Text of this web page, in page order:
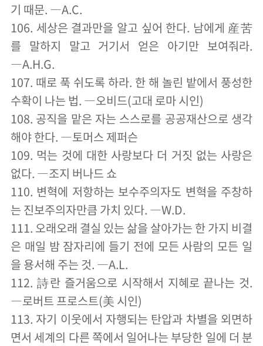
기 때문. ―A.C.
106. 세상은 결과만을 알고 싶어 한다. 남에게 産苦
를 말하지 말고 거기서 얻은 아기만 보여줘라.
―A.H.G.
107. 때로 푹 쉬도록 하라. 한 해 놀린 밭에서 풍성한
수확이 나는 법. ―오비드(고대 로마 시인)
108. 공직을 맡은 자는 스스로를 공공재산으로 생각
해야 한다. ―토머스 제퍼슨
109. 먹는 것에 대한 사랑보다 더 거짓 없는 사랑은
없다. ―조지 버나드 쇼
110. 변혁에 저항하는 보수주의자도 변혁을 주창하
는 진보주의자만큼 가치 있다. ―W.D.
111. 오래오래 결실 있는 삶을 살아가는 한 가지 비결
은 매일 밤 잠자리에 들기 전에 모든 사람의 모든 일
을 용서해 주는 것. ―A.L.
112. 詩란 즐거움으로 시작해서 지혜로 끝나는 것.
―로버트 프로스트(美 시인)
113. 자기 이웃에서 자행되는 탄압과 차별을 외면하
면서 세계의 다른 쪽에서 일어나는 부당한 일에 더 분